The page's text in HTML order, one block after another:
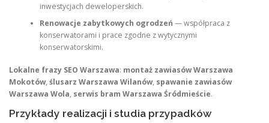
inwestycjach deweloperskich.
Renowacje zabytkowych ogrodzeń — współpraca z
konserwatorami i prace zgodne z wytycznymi
konserwatorskimi.
Lokalne frazy SEO Warszawa: montaż zawiasów Warszawa
Mokotów, ślusarz Warszawa Wilanów, spawanie zawiasów
Warszawa Wola, serwis bram Warszawa Śródmieście.
Przykłady realizacji i studia przypadków